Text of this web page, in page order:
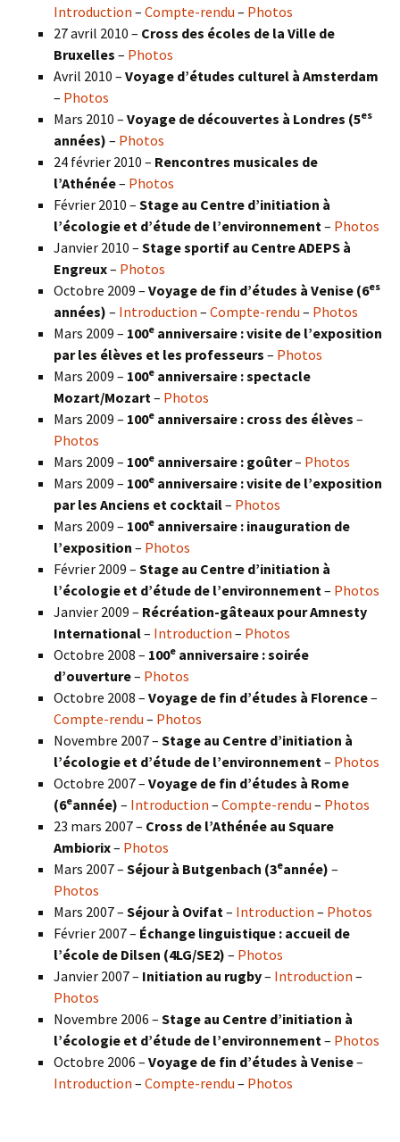
Introduction – Compte-rendu – Photos
27 avril 2010 – Cross des écoles de la Ville de
Bruxelles – Photos
Avril 2010 – Voyage d’études culturel à Amsterdam
– Photos
Mars 2010 – Voyage de découvertes à Londres (5es
années) – Photos
24 février 2010 – Rencontres musicales de
l’Athénée– Photos
Février 2010 – Stage au Centre d’initiation à
l’écologie et d’étude de l’environnement – Photos
Janvier 2010 – Stage sportif au Centre ADEPS à
Engreux– Photos
Octobre 2009 – Voyage de fin d’études à Venise (6es
années) – Introduction – Compte-rendu – Photos
Mars 2009 – 100e anniversaire : visite de l’exposition
par les élèves et les professeurs – Photos
Mars 2009 – 100e anniversaire : spectacle
Mozart/Mozart – Photos
Mars 2009 – 100e anniversaire : cross des élèves –
Photos
Mars 2009 – 100e anniversaire : goûter– Photos
Mars 2009 – 100e anniversaire : visite de l’exposition
par les Anciens et cocktail– Photos
Mars 2009 – 100e anniversaire : inauguration de
l’exposition – Photos
Février 2009 – Stage au Centre d’initiation à
l’écologie et d’étude de l’environnement – Photos
Janvier 2009 – Récréation-gâteaux pour Amnesty
International– Introduction – Photos
Octobre 2008 – 100e anniversaire : soirée
d’ouverture– Photos
Octobre 2008 – Voyage de fin d’études à Florence–
Compte-rendu – Photos
Novembre 2007 – Stage au Centre d’initiation à
l’écologie et d’étude de l’environnement – Photos
Octobre 2007 – Voyage de fin d’études à Rome
(6eannée) – Introduction – Compte-rendu – Photos
23 mars 2007 – Cross de l’Athénée au Square
Ambiorix– Photos
Mars 2007 – Séjour à Butgenbach (3eannée) –
Photos
Mars 2007 – Séjour à Ovifat – Introduction – Photos
Février 2007 – Échange linguistique : accueil de
l’école de Dilsen (4LG/SE2) – Photos
Janvier 2007 – Initiation au rugby– Introduction –
Photos
Novembre 2006 – Stage au Centre d’initiation à
l’écologie et d’étude de l’environnement – Photos
Octobre 2006 – Voyage de fin d’études à Venise–
Introduction – Compte-rendu – Photos